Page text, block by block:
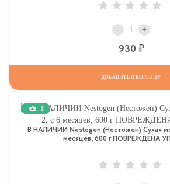
- +
930
ДОБАВИТЬ В КОРЗИНУ
1
В НАЛИЧИИ Nestogen (Нестожен) Сухая
месяцев, 600 г ПОВРЕЖДЕНА